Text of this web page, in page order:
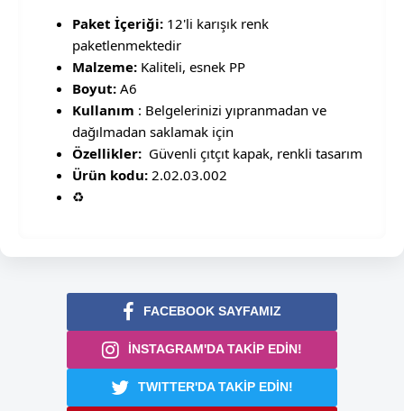
Paket İçeriği: 12'li karışık renk
paketlenmektedir
Malzeme: Kaliteli, esnek PP
Boyut: A6
Kullanım : Belgelerinizi yıpranmadan ve
dağılmadan saklamak için
Özellikler: Güvenli çıtçıt kapak, renkli tasarım
Ürün kodu: 2.02.03.002
♻️
FACEBOOK SAYFAMIZ
İNSTAGRAM'DA TAKİP EDİN!
TWITTER'DA TAKİP EDİN!